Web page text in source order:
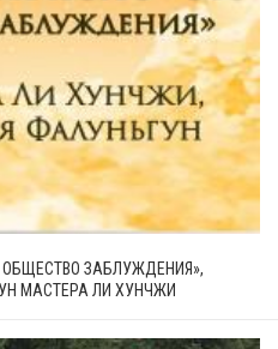
ОБЩЕСТВО ЗАБЛУЖДЕНИЯ»,
МАСТЕРА ЛИ ХУНЧЖИ